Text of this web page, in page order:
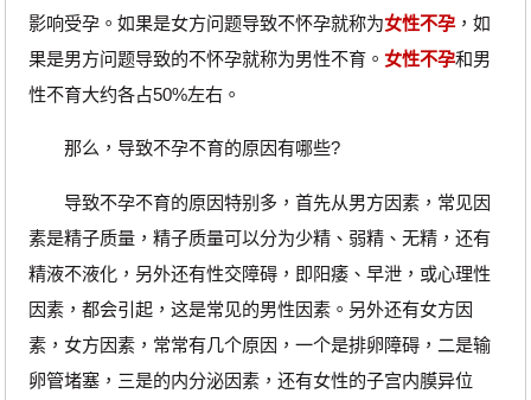
影响受孕。如果是女方问题导致不怀孕就称为女性不孕，如
果是男方问题导致的不怀孕就称为男性不育。 女性不孕和男
性不育大约各占50%左右。
那么，导致不孕不育的原因有哪些?
导致不孕不育的原因特别多，首先从男方因素，常见因
素是精子质量，精子质量可以分为少精、弱精、无精，还有
精液不液化，另外还有性交障碍，即阳痿、早泄，或心理性
因素，都会引起，这是常见的男性因素。另外还有女方因
素，女方因素，常常有几个原因，一个是排卵障碍，二是输
卵管堵塞，三是的内分泌因素，还有女性的子宫内膜异位